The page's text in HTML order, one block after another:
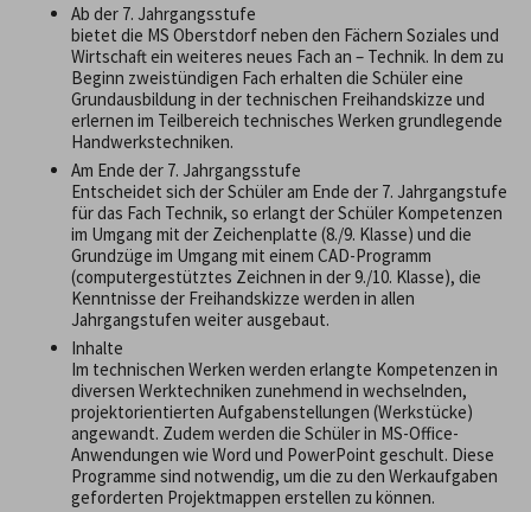
Ab der 7. Jahrgangsstufe
bietet die MS Oberstdorf neben den Fächern Soziales und
Wirtschaft ein weiteres neues Fach an – Technik. In dem zu
Beginn zweistündigen Fach erhalten die Schüler eine
Grundausbildung in der technischen Freihandskizze und
erlernen im Teilbereich technisches Werken grundlegende
Handwerkstechniken.
Am Ende der 7. Jahrgangsstufe
Entscheidet sich der Schüler am Ende der 7. Jahrgangstufe
für das Fach Technik, so erlangt der Schüler Kompetenzen
im Umgang mit der Zeichenplatte (8./9. Klasse) und die
Grundzüge im Umgang mit einem CAD-Programm
(computergestütztes Zeichnen in der 9./10. Klasse), die
Kenntnisse der Freihandskizze werden in allen
Jahrgangstufen weiter ausgebaut.
Inhalte
Im technischen Werken werden erlangte Kompetenzen in
diversen Werktechniken zunehmend in wechselnden,
projektorientierten Aufgabenstellungen (Werkstücke)
angewandt. Zudem werden die Schüler in MS-Office-
Anwendungen wie Word und PowerPoint geschult. Diese
Programme sind notwendig, um die zu den Werkaufgaben
geforderten Projektmappen erstellen zu können.